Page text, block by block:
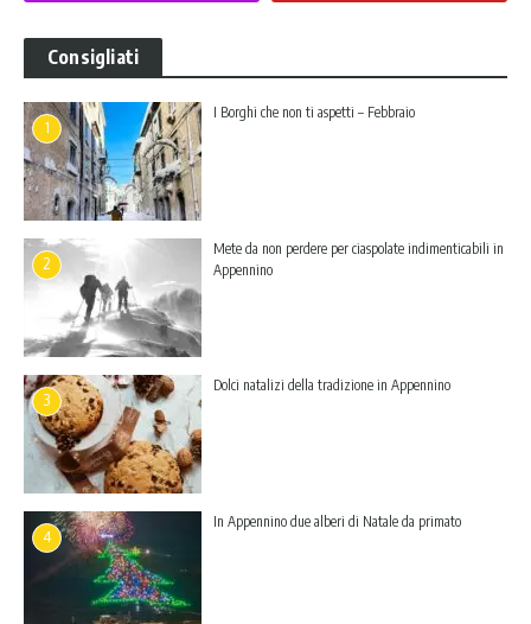
Consigliati
1
I Borghi che non ti aspetti – Febbraio
2
Mete da non perdere per ciaspolate indimenticabili in
Appennino
3
Dolci natalizi della tradizione in Appennino
4
In Appennino due alberi di Natale da primato